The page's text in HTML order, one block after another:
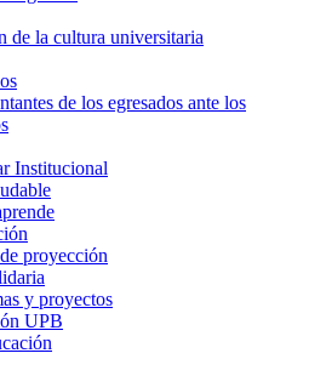
de la cultura universitaria
de los egresados ante los
Institucional
proyección
y proyectos
UPB